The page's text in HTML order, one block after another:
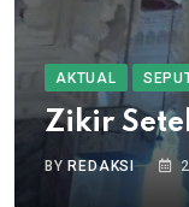
AKTUAL
Zikir
BYREDAKSI